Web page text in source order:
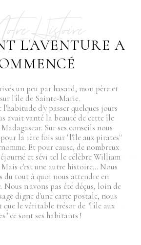
Histoire
L'AVENTURE A
un peu par hasard, mon père et
l'île de Sainte-Marie.
d'y passer quelques jours
avait vanté la beauté de cette île
Sur ses conseils nous
la 1ère fois sur ''l'île aux pirates''
Et pour cause, de nombreux
et sévi tel le célèbre William
Mais c'est une autre histoire... Nous
du tout à quoi nous attendre en
Nous n'avons pas été déçus, loin de
digne d'une carte postale, nous
que le véritable trésor de ''l'île aux
ce sont ses habitants !